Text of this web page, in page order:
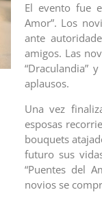
El evento fue
Amor”. Los
ante
amigos. Las
“Draculandia”
aplausos.
Una vez
esposas
bouquets
futuro sus
“Puentes del
novios se